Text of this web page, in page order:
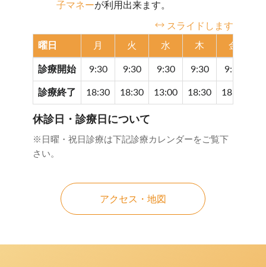
子マネーが利用出来ます。
スライドします
曜日 月 火 水 木 金
診療開始 9:30 9:30 9:30 9:30 9:30
診療終了 18:30 18:30 13:00 18:30 18:30
休診日・診療日について
※日曜・祝日診療は下記診療カレンダーをご覧下
さい。
アクセス・地図